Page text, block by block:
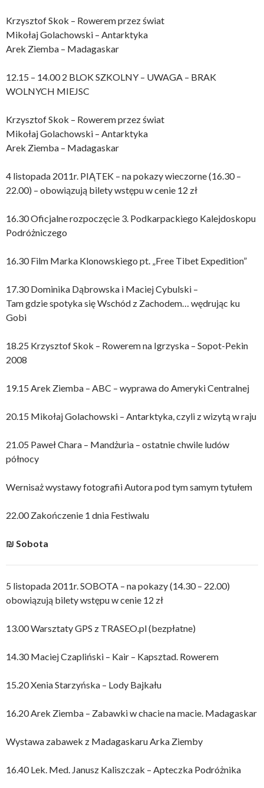
Krzysztof Skok – Rowerem przez świat
Mikołaj Golachowski – Antarktyka
Arek Ziemba – Madagaskar
12.15 – 14.00 2 BLOK SZKOLNY – UWAGA – BRAK
WOLNYCH MIEJSC
Krzysztof Skok – Rowerem przez świat
Mikołaj Golachowski – Antarktyka
Arek Ziemba – Madagaskar
4 listopada 2011r. PIĄTEK – na pokazy wieczorne (16.30 –
22.00) – obowiązują bilety wstępu w cenie 12 zł
16.30 Oficjalne rozpoczęcie 3. Podkarpackiego Kalejdoskopu
Podróżniczego
16.30 Film Marka Klonowskiego pt. „Free Tibet Expedition”
17.30 Dominika Dąbrowska i Maciej Cybulski –
Tam gdzie spotyka się Wschód z Zachodem… wędrując ku
Gobi
18.25 Krzysztof Skok – Rowerem na Igrzyska – Sopot-Pekin
2008
19.15 Arek Ziemba – ABC – wyprawa do Ameryki Centralnej
20.15 Mikołaj Golachowski – Antarktyka, czyli z wizytą w raju
21.05 Paweł Chara – Mandżuria – ostatnie chwile ludów
północy
Wernisaż wystawy fotografii Autora pod tym samym tytułem
22.00 Zakończenie 1 dnia Festiwalu
₪ Sobota
5 listopada 2011r. SOBOTA – na pokazy (14.30 – 22.00)
obowiązują bilety wstępu w cenie 12 zł
13.00 Warsztaty GPS z TRASEO.pl (bezpłatne)
14.30 Maciej Czapliński – Kair – Kapsztad. Rowerem
15.20 Xenia Starzyńska – Lody Bajkału
16.20 Arek Ziemba – Zabawki w chacie na macie. Madagaskar
Wystawa zabawek z Madagaskaru Arka Ziemby
16.40 Lek. Med. Janusz Kaliszczak – Apteczka Podróżnika